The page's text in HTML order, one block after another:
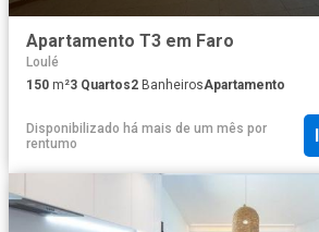
Apartamento T3 em Faro
Loulé
150 m²3 Quartos2 BanheirosApartamento
Disponibilizado há mais de um mês por
rentumo